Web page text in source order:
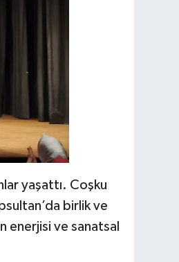
yaşattı. Coşku
birlik ve
enerjisi ve sanatsal